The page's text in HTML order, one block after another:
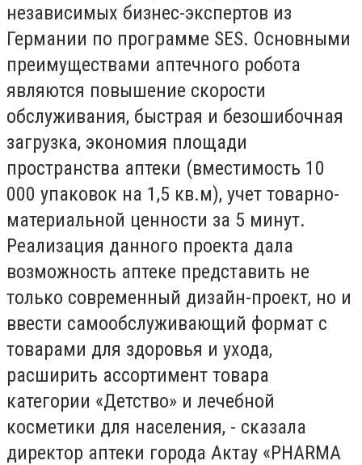
независимых бизнес-экспертов из
Германии по программе SES. Основными
преимуществами аптечного робота
являются повышение скорости
обслуживания, быстрая и безошибочная
загрузка, экономия площади
пространства аптеки (вместимость 10
000 упаковок на 1,5 кв.м), учет товарно-
материальной ценности за 5 минут.
Реализация данного проекта дала
возможность аптеке представить не
только современный дизайн-проект, но и
ввести самообслуживающий формат с
товарами для здоровья и ухода,
расширить ассортимент товара
категории «Детство» и лечебной
косметики для населения, - сказала
директор аптеки города Актау «PHARMA